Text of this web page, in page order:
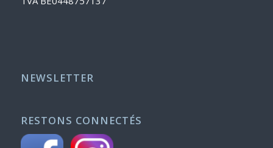
NEWSLETTER
RESTONS CONNECTÉS